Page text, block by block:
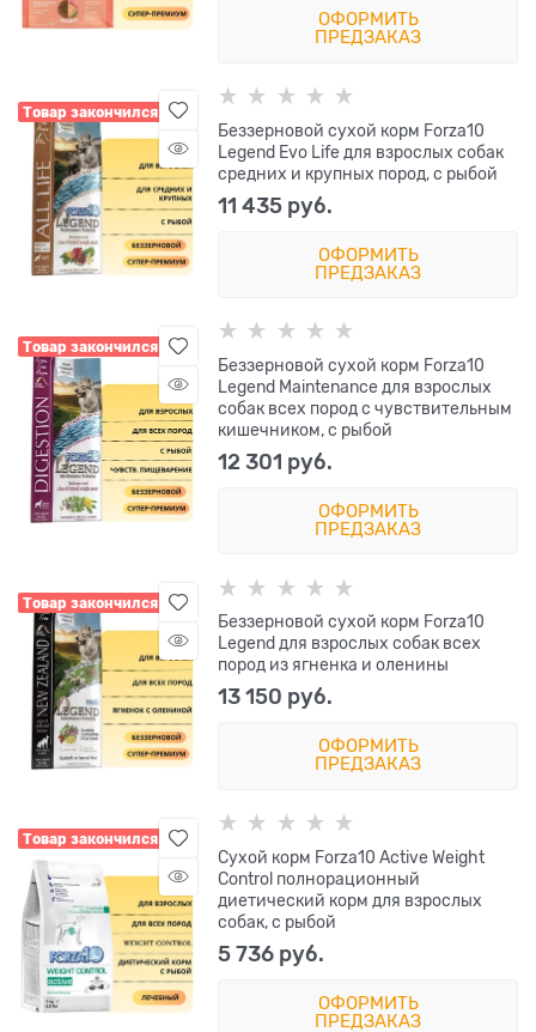
ОФОРМИТЬ
ПРЕДЗАКАЗ
Товар закончился
Беззерновой сухой корм Forza10
Legend Evo Life для взрослых собак
средних и крупных пород, с рыбой
11 435 руб.
ОФОРМИТЬ
ПРЕДЗАКАЗ
Товар закончился
Беззерновой сухой корм Forza10
Legend Maintenance для взрослых
собак всех пород с чувствительным
кишечником, с рыбой
12 301 руб.
ОФОРМИТЬ
ПРЕДЗАКАЗ
Товар закончился
Беззерновой сухой корм Forza10
Legend для взрослых собак всех
пород из ягненка и оленины
13 150 руб.
ОФОРМИТЬ
ПРЕДЗАКАЗ
Товар закончился
Сухой корм Forza10 Active Weight
Control полнорационный
диетический корм для взрослых
собак, с рыбой
5 736 руб.
ОФОРМИТЬ
ПРЕДЗАКАЗ